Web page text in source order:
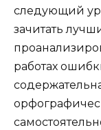
следующий
зачитать
работах